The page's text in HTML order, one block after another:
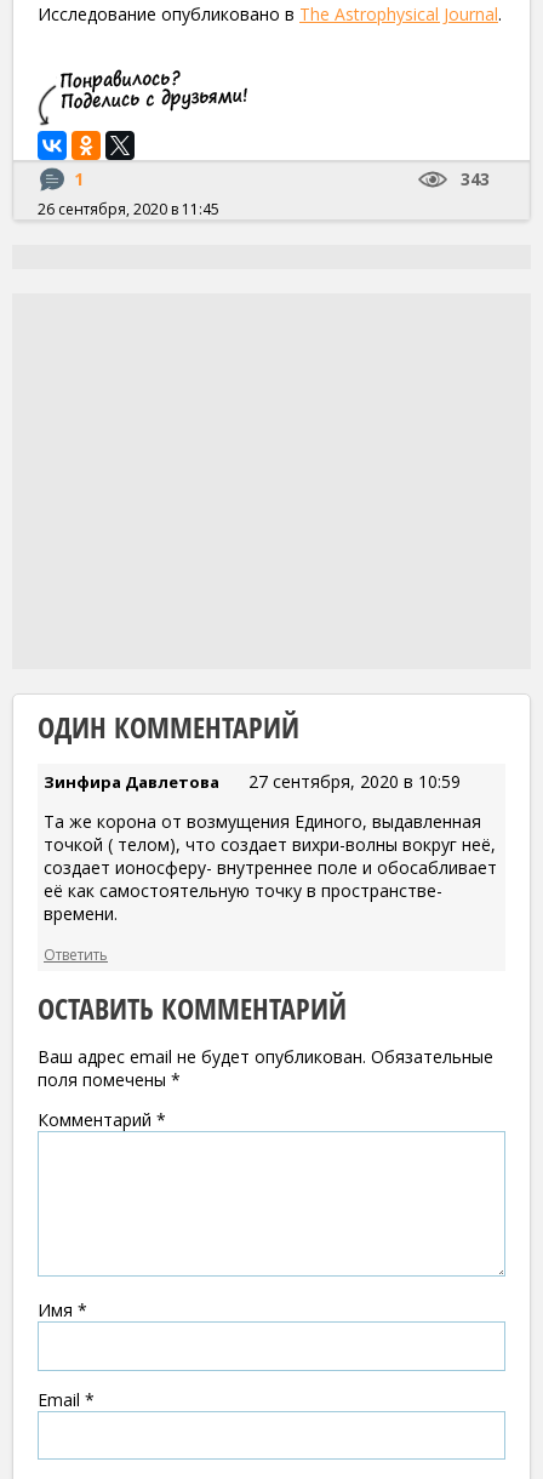
Исследование опубликовано в The Astrophysical Journal.
1 343
26 сентября, 2020 в 11:45
ОДИН КОММЕНТАРИЙ
Зинфира Давлетова
27 сентября, 2020 в 10:59
Та же корона от возмущения Единого, выдавленная
точкой ( телом), что создает вихри-волны вокруг неё,
создает ионосферу- внутреннее поле и обосабливает
её как самостоятельную точку в пространстве-
времени.
Ответить
ОСТАВИТЬ КОММЕНТАРИЙ
Ваш адрес email не будет опубликован. Обязательные
поля помечены *
Комментарий *
Имя *
Email *